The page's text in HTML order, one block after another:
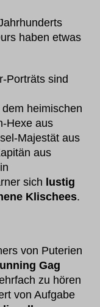
haben etwas
Porträts sind
heimischen
Hexe aus
Majestät aus
aus
sich lustig
Klischees.
von Puterien
Gag
zu hören
von Aufgabe